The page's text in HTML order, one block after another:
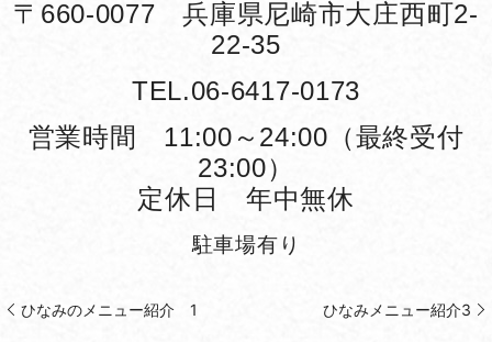
〒660-0077 兵庫県尼崎市大庄西町2-
22-35
TEL.06-6417-0173
営業時間 11:00～24:00（最終受付
23:00）
定休日 年中無休
駐車場有り
ひなみのメニュー紹介 1 ひなみメニュー紹介3